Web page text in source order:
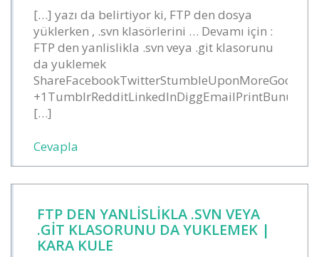
[…] yazı da belirtiyor ki, FTP den dosya
yüklerken , .svn klasörlerini … Devamı için :
FTP den yanlislikla .svn veya .git klasorunu
da yuklemek
ShareFacebookTwitterStumbleUponMoreGoogle
+1TumblrRedditLinkedInDiggEmailPrintBunu
[…]
Cevapla
FTP DEN YANLISLIKLA .SVN VEYA
.GIT KLASORUNU DA YUKLEMEK |
KARA KULE